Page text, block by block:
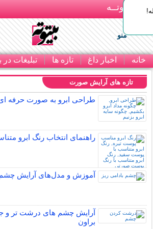
بـیتوتــه
منو
خانه اخبار داغ تازه ها تبلیغات در
تازه های آرایش صورت
طراحی ابرو به صورت حرفه
راهنمای انتخاب رنگ ابرو
آموزش و مدل‌های آرایش چشم
آرایش چشم های درشت تر و
براون